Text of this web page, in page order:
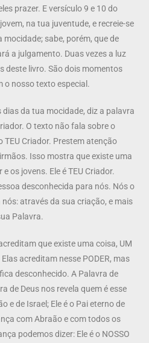
prazer. E versículo 9 e 10 do
na tua juventude, e recreie-se
sabe, porém, que de
a julgamento. Duas vezes a luz
deste livro. São dois momentos
o nosso texto especial.
da tua mocidade, diz a palavra
O texto não fala sobre o
TEU Criador. Prestem atenção
Isso mostra que existe uma
os jovens. Ele é TEU Criador.
desconhecida para nós. Nós o
através da sua criação, e mais
Palavra.
que existe uma coisa, UM
acreditam nesse PODER, mas
desconhecido. A Palavra de
de Deus nos revela quem é esse
e de Israel; Ele é o Pai eterno de
com Abraão e com todos os
podemos dizer: Ele é o NOSSO